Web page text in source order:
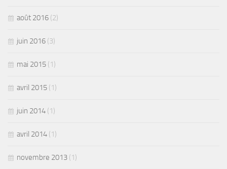
août 2016 (2)
juin 2016 (3)
mai 2015 (1)
avril 2015 (1)
juin 2014 (1)
avril 2014 (1)
novembre 2013 (1)